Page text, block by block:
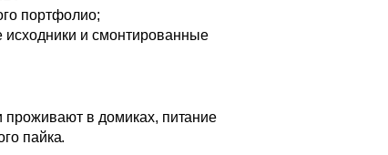
портфолио;
исходники и смонтированные
проживают в домиках, питание
пайка.